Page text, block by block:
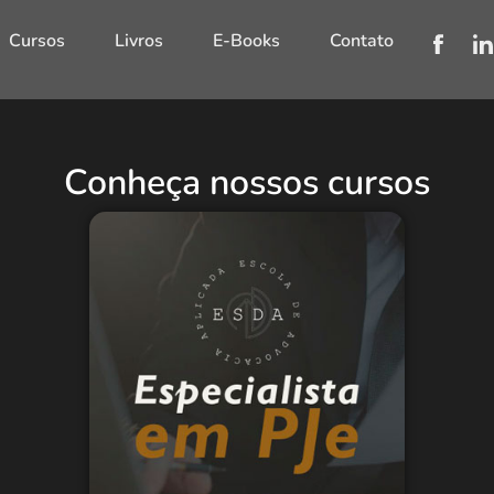
Cursos Livros E-Books Contato
Conheça nossos cursos